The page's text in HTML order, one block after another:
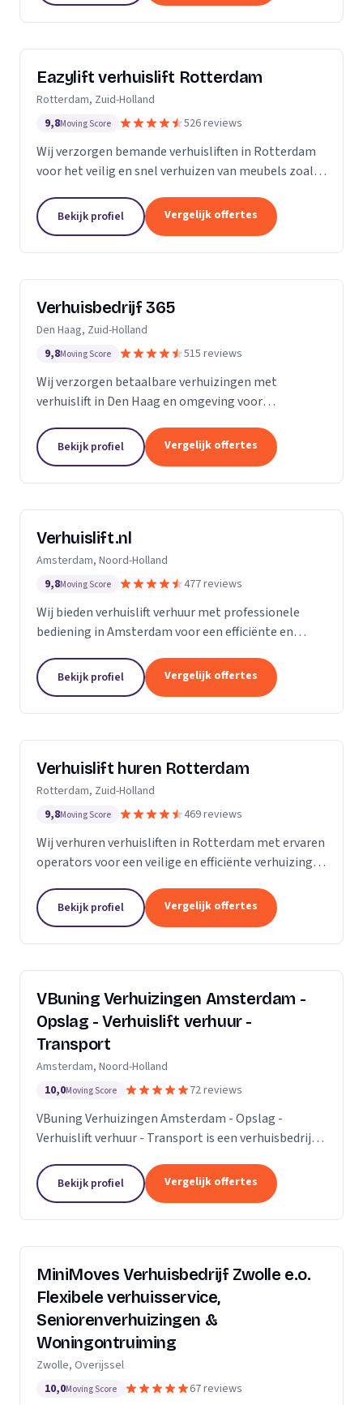
Eazylift verhuislift Rotterdam
Rotterdam, Zuid-Holland
9,8Moving Score 526 reviews
Wij verzorgen bemande verhuisliften in Rotterdam
voor het veilig en snel verhuizen van meubels zoals
Bekijk profiel Vergelijk offertes
Verhuisbedrijf 365
Den Haag, Zuid-Holland
9,8Moving Score 515 reviews
Wij verzorgen betaalbare verhuizingen met
verhuislift in Den Haag en omgeving voor
Bekijk profiel Vergelijk offertes
Verhuislift.nl
Amsterdam, Noord-Holland
9,8Moving Score 477 reviews
Wij bieden verhuislift verhuur met professionele
bediening in Amsterdam voor een efficiënte en
Bekijk profiel Vergelijk offertes
Verhuislift huren Rotterdam
Rotterdam, Zuid-Holland
9,8Moving Score 469 reviews
Wij verhuren verhuisliften in Rotterdam met ervaren
operators voor een veilige en efficiënte verhuizing,
Bekijk profiel Vergelijk offertes
VBuning Verhuizingen Amsterdam -
Opslag - Verhuislift verhuur -
Transport
Amsterdam, Noord-Holland
10,0Moving Score 72 reviews
VBuning Verhuizingen Amsterdam - Opslag -
Verhuislift verhuur - Transport is een verhuisbedrijf
Bekijk profiel Vergelijk offertes
MiniMoves Verhuisbedrijf Zwolle e.o.
Flexibele verhuisservice,
Seniorenverhuizingen &
Woningontruiming
Zwolle, Overijssel
10,0Moving Score 67 reviews